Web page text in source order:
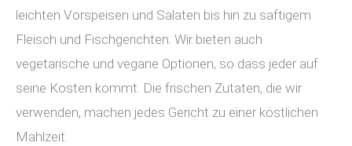
leichten Vorspeisen und Salaten bis hin zu saftigem
Fleisch und Fischgerichten. Wir bieten auch
vegetarische und vegane Optionen, so dass jeder auf
seine Kosten kommt. Die frischen Zutaten, die wir
verwenden, machen jedes Gericht zu einer köstlichen
Mahlzeit.